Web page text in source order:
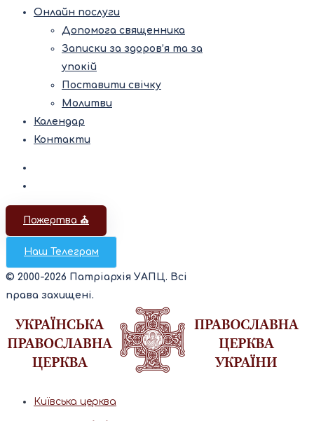
Онлайн послуги
Допомога священника
Записки за здоров’я та за
упокій
Поставити свічку
Молитви
Календар
Контакти
Пожертва ⛪️
Наш Телеграм
© 2000-2026 Патріархія УАПЦ. Всі
права захищені.
Київська церква